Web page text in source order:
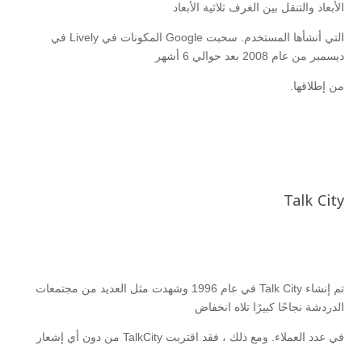
الأبعاد والتنقل بين الغرف ثلاثية الأبعاد
التي أنشأها المستخدم. سحبت Google المكونات في Lively في
ديسمبر من عام 2008 بعد حوالي 6 أشهر
من إطلاقها.
Talk City
تم إنشاء Talk City في عام 1996 وشهدت مثل العديد من مجتمعات
الدردشة نجاحًا كبيرًا تلاه انخفاض
في عدد العملاء. ومع ذلك ، فقد اقتربت TalkCity من دون أي إشعار